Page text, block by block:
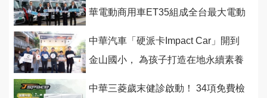
華電動商用車ET35組成全台最大電動
中華汽車「硬派卡Impact Car」開到
金山國小， 為孩子打造在地永續素養
中華三菱歲末健診啟動！ 34項免費檢